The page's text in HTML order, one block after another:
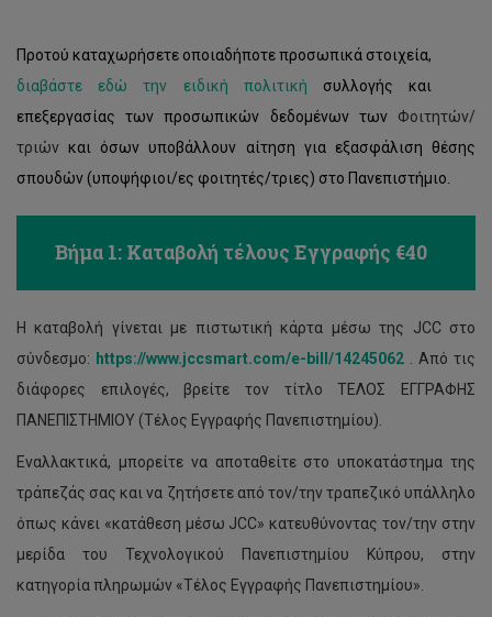
Επίδομα ενοικίου
First Aid
Προτού καταχωρήσετε οποιαδήποτε προσωπικά στοιχεία,
διαβάστε εδώ την ειδική πολιτική συλλογής και
επεξεργασίας των προσωπικών δεδομένων των Φοιτητών/
τριών και όσων υποβάλλουν αίτηση για εξασφάλιση θέσης
σπουδών (υποψήφιοι/ες φοιτητές/τριες) στο Πανεπιστήμιο.
Βήμα 1: Καταβολή τέλους Εγγραφής €40
Η καταβολή γίνεται με πιστωτική κάρτα μέσω της JCC στο
σύνδεσμο: https://www.jccsmart.com/e-bill/14245062 . Από τις
διάφορες επιλογές, βρείτε τον τίτλο ΤΕΛΟΣ ΕΓΓΡΑΦΗΣ
ΠΑΝΕΠΙΣΤΗΜΙΟΥ (Τέλος Εγγραφής Πανεπιστημίου).
Εναλλακτικά, μπορείτε να αποταθείτε στο υποκατάστημα της
τράπεζάς σας και να ζητήσετε από τον/την τραπεζικό υπάλληλο
όπως κάνει «κατάθεση μέσω JCC» κατευθύνοντας τον/την στην
μερίδα του Τεχνολογικού Πανεπιστημίου Κύπρου, στην
κατηγορία πληρωμών «Τέλος Εγγραφής Πανεπιστημίου».